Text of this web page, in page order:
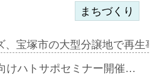
まちづくり
、宝塚市の大型分譲地で再
けハトサポセミナー開催…